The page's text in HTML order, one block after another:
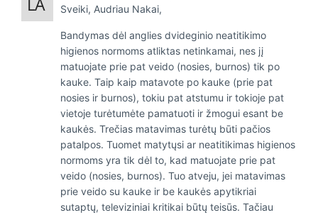
Sveiki, Audriau Nakai,
Bandymas dėl anglies dvideginio neatitikimo
higienos normoms atliktas netinkamai, nes jį
matuojate prie pat veido (nosies, burnos) tik po
kauke. Taip kaip matavote po kauke (prie pat
nosies ir burnos), tokiu pat atstumu ir tokioje pat
vietoje turėtumėte pamatuoti ir žmogui esant be
kaukės. Trečias matavimas turėtų būti pačios
patalpos. Tuomet matytųsi ar neatitikimas higienos
normoms yra tik dėl to, kad matuojate prie pat
veido (nosies, burnos). Tuo atveju, jei matavimas
prie veido su kauke ir be kaukės apytikriai
sutaptų, televiziniai kritikai būtų teisūs. Tačiau